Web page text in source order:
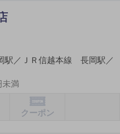
駅／ＪＲ信越本線 長岡駅／
未満
クーポン